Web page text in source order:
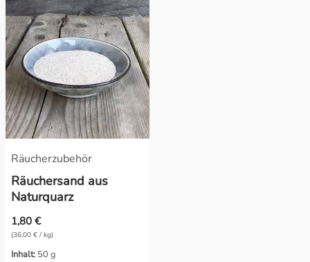
Räucherzubehör
Räuchersand aus
Naturquarz
1,80 €
(36,00 € / kg)
Inhalt: 50 g